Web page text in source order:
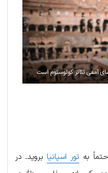
آمفی تئانر کولوسئوم است
به تور اسپانیا بروید. در